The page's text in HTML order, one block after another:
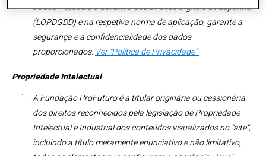
Dados Pessoais e Garantia dos Direitos Digitais de Espanha
(LOPDGDD) e na respetiva norma de aplicação, garante a
segurança e a confidencialidade dos dados
proporcionados. Ver “Política de Privacidade”
Propriedade Intelectual
A Fundação ProFuturo é a titular originária ou cessionária
dos direitos reconhecidos pela legislação de Propriedade
Intelectual e Industrial dos conteúdos visualizados no “site”,
incluindo a título meramente enunciativo e não limitativo,